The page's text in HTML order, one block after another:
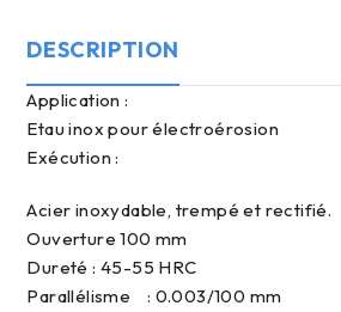
DESCRIPTION
Application :
Etau inox pour électroérosion
Exécution :
Acier inoxydable, trempé et rectifié.
Ouverture 100 mm
Dureté : 45-55 HRC
Parallélisme : 0.003/100 mm